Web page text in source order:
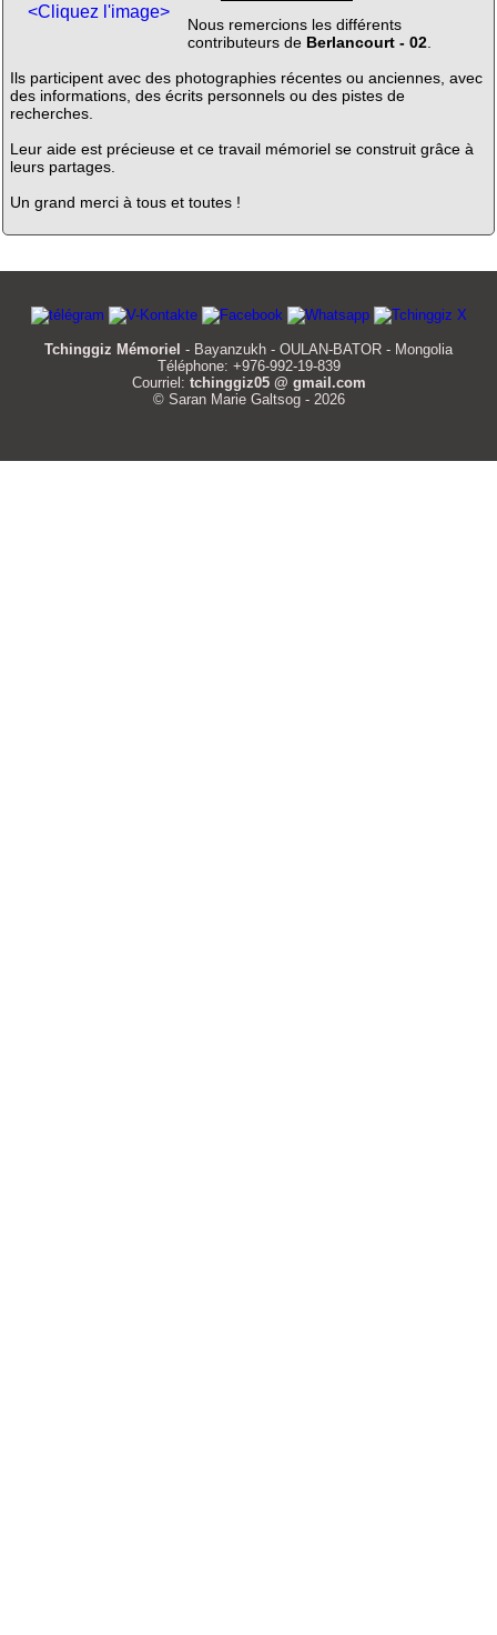
<Cliquez l'image>
Nous remercions les différents
contributeurs de Berlancourt - 02.
Ils participent avec des photographies récentes ou anciennes, avec
des informations, des écrits personnels ou des pistes de
recherches.
Leur aide est précieuse et ce travail mémoriel se construit grâce à
leurs partages.
Un grand merci à tous et toutes !
Tchinggiz Mémoriel - Bayanzukh - OULAN-BATOR - Mongolia
Téléphone: +976-992-19-839
Courriel: tchinggiz05 @ gmail.com
© Saran Marie Galtsog - 2026